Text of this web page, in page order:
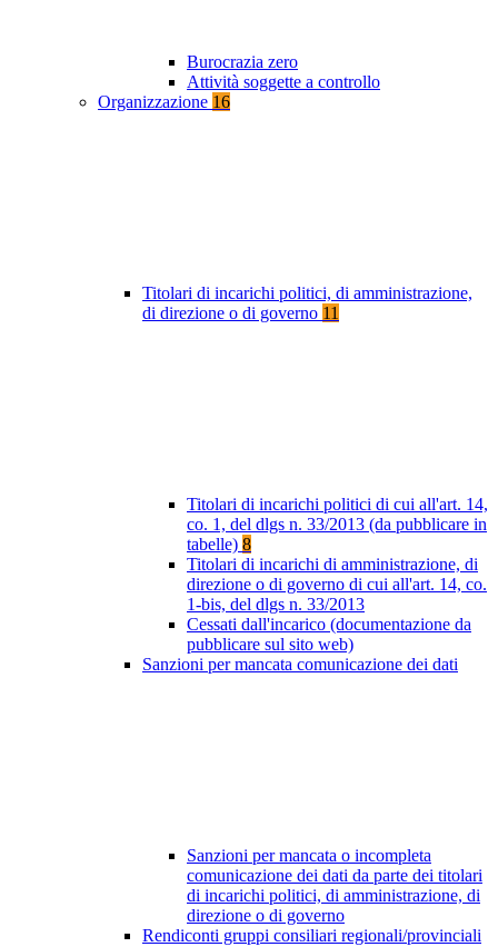
Burocrazia zero
Attività soggette a controllo
Organizzazione 16
Titolari di incarichi politici, di amministrazione,
di direzione o di governo 11
Titolari di incarichi politici di cui all'art. 14,
co. 1, del dlgs n. 33/2013 (da pubblicare in
tabelle) 8
Titolari di incarichi di amministrazione, di
direzione o di governo di cui all'art. 14, co.
1-bis, del dlgs n. 33/2013
Cessati dall'incarico (documentazione da
pubblicare sul sito web)
Sanzioni per mancata comunicazione dei dati
Sanzioni per mancata o incompleta
comunicazione dei dati da parte dei titolari
di incarichi politici, di amministrazione, di
direzione o di governo
Rendiconti gruppi consiliari regionali/provinciali